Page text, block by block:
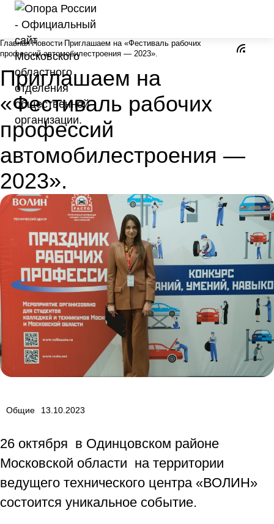
Главная Новости Приглашаем на «Фестиваль рабочих
профессий автомобилестроения — 2023».
Приглашаем на
«Фестиваль рабочих
профессий
автомобилестроения —
2023».
Общие 13.10.2023
26 октября в Одинцовском районе
Московской области на территории
ведущего технического центра «ВОЛИН»
состоится уникальное событие.